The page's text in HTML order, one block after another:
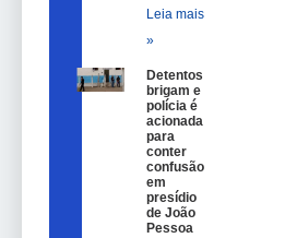
Leia mais
»
Detentos
brigam e
polícia é
acionada
para
conter
confusão
em
presídio
de João
Pessoa